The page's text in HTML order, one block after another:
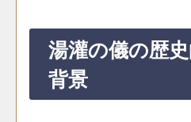
湯灌の儀の歴
背景